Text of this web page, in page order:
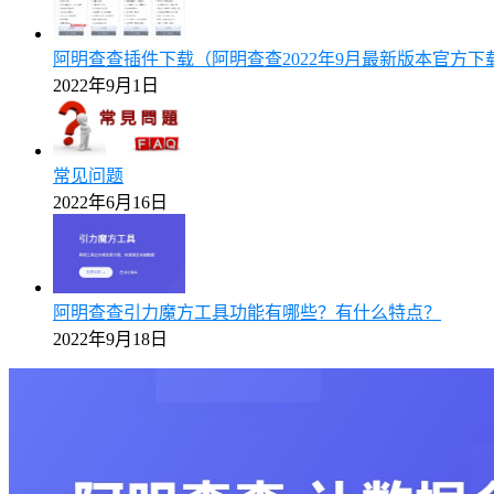
阿明查查插件下载（阿明查查2022年9月最新版本官方下
2022年9月1日
常见问题
2022年6月16日
阿明查查引力魔方工具功能有哪些？有什么特点？
2022年9月18日